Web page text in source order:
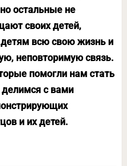
остальные не
своих детей,
всю свою жизнь и
неповторимую связь.
помогли нам стать
с вами
и их детей.